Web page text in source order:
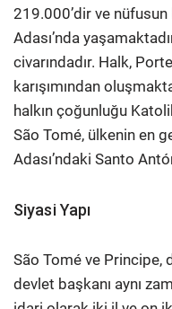
219.000’dir ve nüfusun
Adası’nda
civarındadır. Halk,
karışımından
halkın çoğunluğu
São Tomé, ülkenin en
Adası’ndaki Santo
Siyasi Yapı
São Tomé ve
devlet başkanı aynı